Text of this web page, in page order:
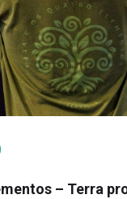
– Terra